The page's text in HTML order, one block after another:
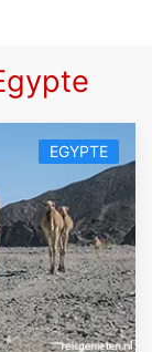
EGYPTE